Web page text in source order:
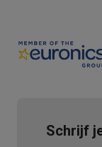
Schrijf